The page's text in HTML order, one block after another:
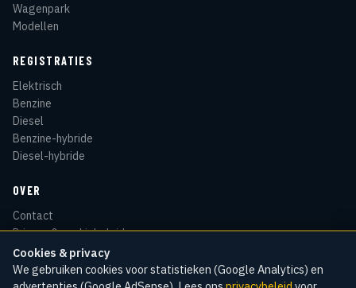
Cookies & privacy
We gebruiken cookies voor statistieken (Google Analytics) en
Wagenpark
Modellen
REGISTRATIES
Elektrisch
Benzine
Diesel
Benzine-hybride
Diesel-hybride
OVER
Contact
Privacy & cookiebeleid
Disclaimer
Sitemap